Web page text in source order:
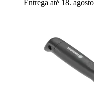
Entrega até 18. agosto